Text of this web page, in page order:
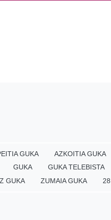
GUKA AZKOITIA GUKA
GUKA GUKA TELEBISTA
GUKA ZUMAIA GUKA